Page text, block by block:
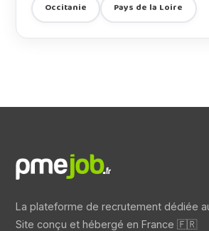
Occitanie
Pays de la Loire
La plateforme de recrutement dédiée
Site conçu et hébergé en France 🇫🇷